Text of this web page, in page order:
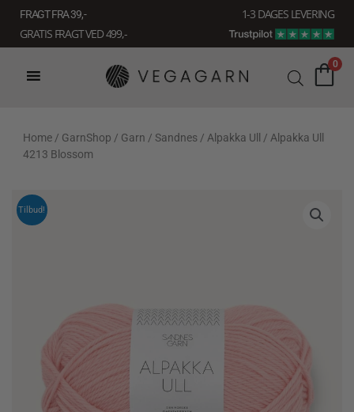
indholdet
FRAGT FRA 39, -
1-3 DAGES LEVERING
GRATIS FRAGT VED 499,-
0
Home / GarnShop / Garn / Sandnes / Alpakka Ull
/ Alpakka Ull
4213 Blossom
Tilbud!